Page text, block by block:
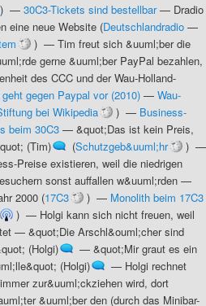
) — 30C3-Tickets sind bestellbar— Dradio
eine neue Website (Deutschlandradio —
) — Tim freut sich &uuml;ber die
gerne &uuml;ber PayPal bezahlen,
des CCC und der Wau-Holland-
gegen Paypal vor (2010) — Wau-
bei Wikipedia ) — Business-
beim 30C3 — &quot;Das ist kein Preis,
(Tim)
(Schutzgeb&uuml;hr
) —
Preise existieren, weil die niedrigen
sonst auffallen w&uuml;rden —
2000 (17C3 ) — Monolith beim 17C3
) — Holgi kann sich nicht freuen, weil
— &quot;Die Arschl&ouml;cher sind
(Holgi)
— &quot;Mir graut es ein
(Holgi)
— Holgi rechnet
zur&uuml;ckziehen wird, dort
&uuml;ber den (durch das Minibar-